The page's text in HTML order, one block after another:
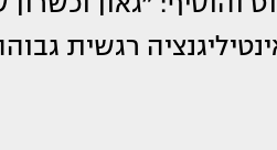
רגשית גבוהה